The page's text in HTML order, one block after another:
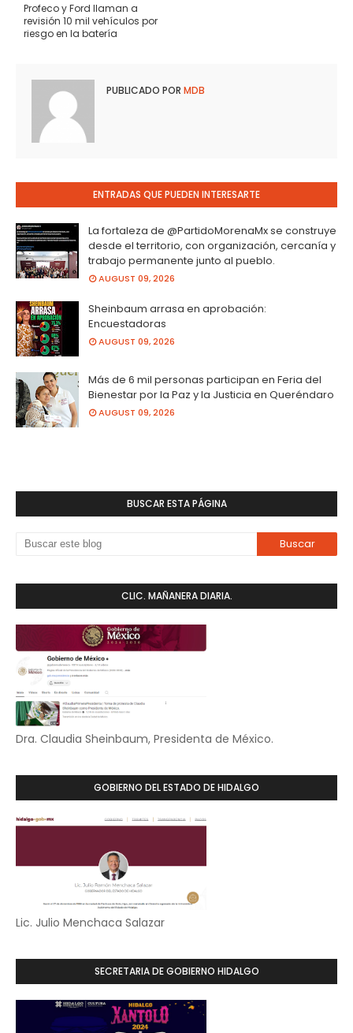
Profeco y Ford llaman a
revisión 10 mil vehículos por
riesgo en la batería
PUBLICADO POR MDB
ENTRADAS QUE PUEDEN INTERESARTE
La fortaleza de @PartidoMorenaMx se construye
desde el territorio, con organización, cercanía y
trabajo permanente junto al pueblo.
AUGUST 09, 2026
Sheinbaum arrasa en aprobación:
Encuestadoras
AUGUST 09, 2026
Más de 6 mil personas participan en Feria del
Bienestar por la Paz y la Justicia en Queréndaro
AUGUST 09, 2026
BUSCAR ESTA PÁGINA
CLIC. MAÑANERA DIARIA.
Dra. Claudia Sheinbaum, Presidenta de México.
GOBIERNO DEL ESTADO DE HIDALGO
Lic. Julio Menchaca Salazar
SECRETARIA DE GOBIERNO HIDALGO